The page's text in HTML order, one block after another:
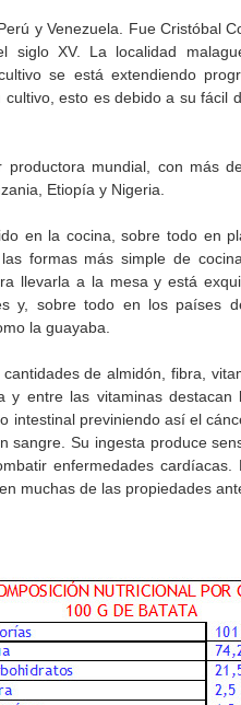
y Venezuela. Fue Cristóbal
siglo XV. La localidad
se está extendiendo
esto es debido a su fácil
productora mundial, con más
Etiopía y Nigeria.
en la cocina, sobre todo en
formas más simple de
llevarla a la mesa y está
y, sobre todo en los países
la guayaba.
de almidón, fibra,
y entre las vitaminas
intestinal previniendo así el
sangre. Su ingesta produce
enfermedades
muchas de las propiedades